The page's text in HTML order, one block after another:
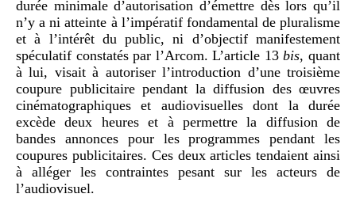
durée minimale d’autorisation d’émettre dès lors qu’il
n’y a ni atteinte à l’impératif fondamental de pluralisme
et à l’intérêt du public, ni d’objectif manifestement
spéculatif constatés par l’Arcom. L’article 13bis, quant
à lui, visait à autoriser l’introduction d’une troisième
coupure publicitaire pendant la diffusion des œuvres
cinématographiques et audiovisuelles dont la durée
excède deux heures et à permettre la diffusion de
bandes annonces pour les programmes pendant les
coupures publicitaires. Ces deux articles tendaient ainsi
à alléger les contraintes pesant sur les acteurs de
l’audiovisuel.